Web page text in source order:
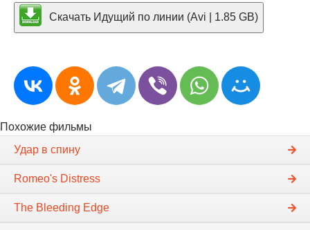
Скачать Идущий по линии (Avi | 1.85 GB)
Похожие фильмы
Удар в спину
Romeo's Distress
The Bleeding Edge